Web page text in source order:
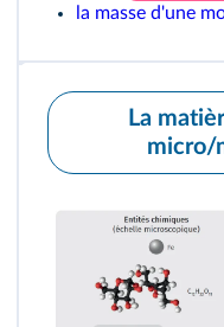
la masse d'une
La
micro/